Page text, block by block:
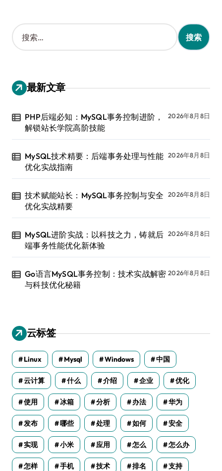
搜
索
：
最新文章
PHP后端必知：MySQL事务控制进阶，
解锁站长学院高阶技能
2026年8月8日
MySQL技术精要：后端事务处理与性能
优化实战指南
2026年8月8日
技术赋能站长：MySQL事务控制与安全
优化实战精要
2026年8月8日
MySQL进阶实战：以科技之力，铸就后
端事务性能优化新体验
2026年8月8日
Go语言MySQL事务控制：技术实战解密
与科技优化秘籍
2026年8月8日
云标签
Linux Mysql Windows 中国
云计算 什么 介绍 企业 优化
使用 冰箱 分析 办法 华为
发布 哪些 处理 如何 安全
实现 小米 应用 怎么 怎么办
怎样 手机 技术 排名 支持